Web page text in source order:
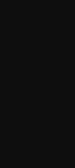
Medien akzeptiert
Einwilligung